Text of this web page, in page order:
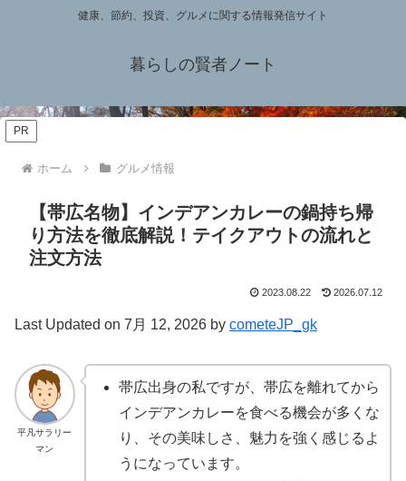
健康、節約、投資、グルメに関する情報発信サイト
暮らしの賢者ノート
PR
ホーム グルメ情報
【帯広名物】インデアンカレーの鍋持ち帰
り方法を徹底解説！テイクアウトの流れと
注文方法
2023.08.22 2026.07.12
Last Updated on 7月 12, 2026 by cometeJP_gk
平凡サラリー
マン
帯広出身の私ですが、帯広を離れてから
インデアンカレーを食べる機会が多くな
り、その美味しさ、魅力を強く感じるよ
うになっています。